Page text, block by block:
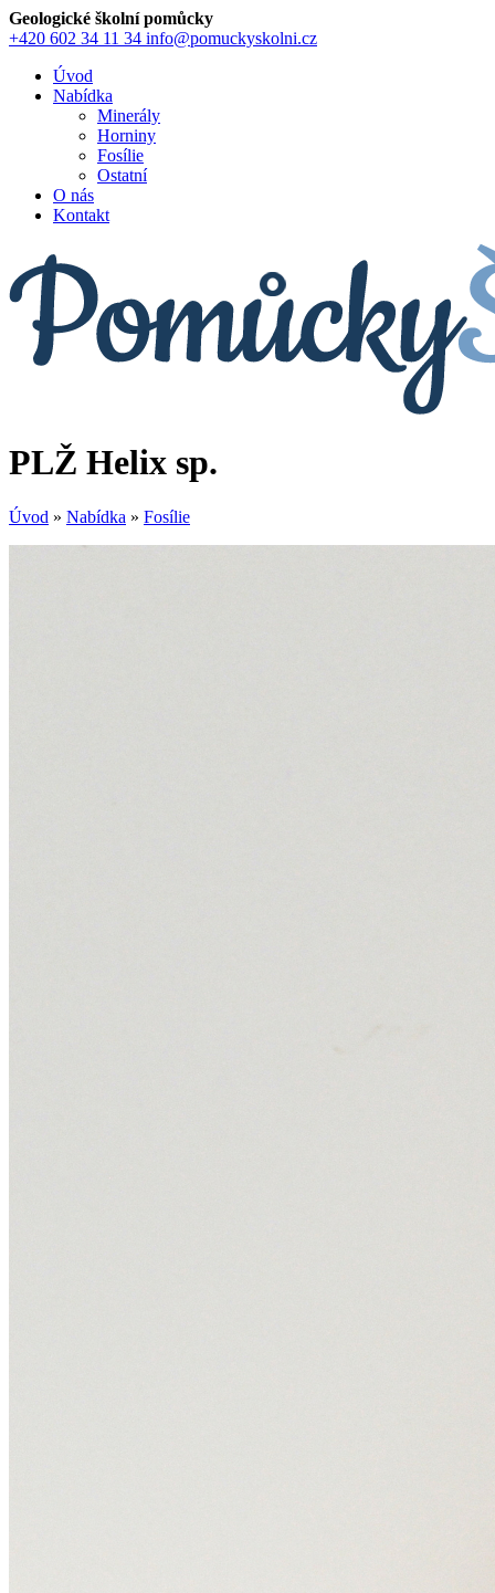
Geologické školní pomůcky
+420 602 34 11 34 info@pomuckyskolni.cz
Úvod
Nabídka
Minerály
Horniny
Fosílie
Ostatní
O nás
Kontakt
PLŽ Helix sp.
Úvod » Nabídka » Fosílie